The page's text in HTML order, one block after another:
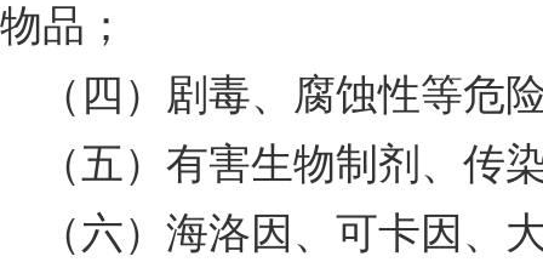
物品；
（四）剧毒、腐蚀性等危
（五）有害生物制剂、传
（六）海洛因、可卡因、